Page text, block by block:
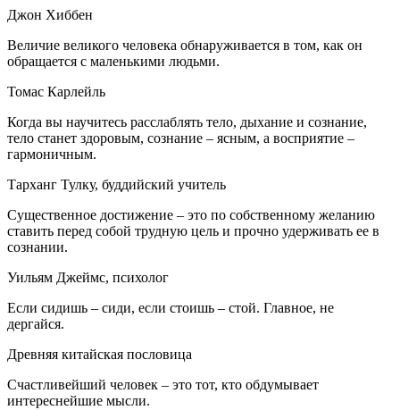
Джон Хиббен
Величие великого человека обнаруживается в том, как он
обращается с маленькими людьми.
Томас Карлейль
Когда вы научитесь расслаблять тело, дыхание и сознание,
тело станет здоровым, сознание – ясным, а восприятие –
гармоничным.
Тарханг Тулку, буддийский учитель
Существенное достижение – это по собственному желанию
ставить перед собой трудную цель и прочно удерживать ее в
сознании.
Уильям Джеймс, психолог
Если сидишь – сиди, если стоишь – стой. Главное, не
дергайся.
Древняя китайская пословица
Счастливейший человек – это тот, кто обдумывает
интереснейшие мысли.